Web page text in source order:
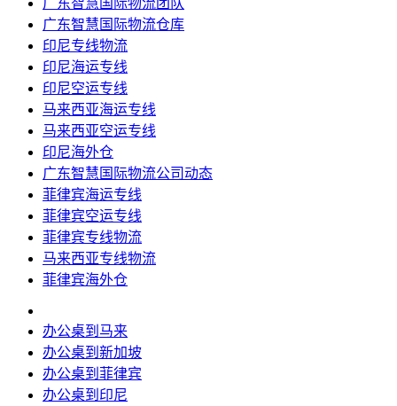
广东智慧国际物流团队
广东智慧国际物流仓库
印尼专线物流
印尼海运专线
印尼空运专线
马来西亚海运专线
马来西亚空运专线
印尼海外仓
广东智慧国际物流公司动态
菲律宾海运专线
菲律宾空运专线
菲律宾专线物流
马来西亚专线物流
菲律宾海外仓
办公桌到马来
办公桌到新加坡
办公桌到菲律宾
办公桌到印尼